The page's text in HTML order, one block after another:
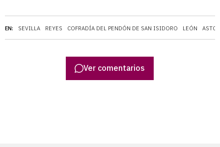
EN: SEVILLA REYES COFRADÍA DEL PENDÓN DE SAN ISIDORO LEÓN
Ver comentarios